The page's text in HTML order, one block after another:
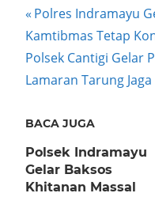
Post
navigation
Previous
Post:
Polres Indramayu
Kamtibmas Tetap
Next
Post:
Polsek Cantigi Gelar
Lamaran Tarung
BACA JUGA
Polsek Indramayu
Gelar Baksos
Khitanan Massal